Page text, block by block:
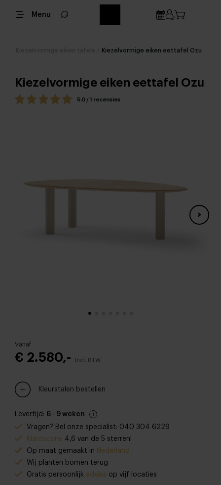
Menu
Kiezelvormige eiken eettafel Ozu
Kiezelvormige eiken eettafel Ozu
5.0 / 1 recensies
Vanaf
€ 2.580,- Incl. BTW
Kleurstalen bestellen
Levertijd: 6 - 9 weken
Vragen? Bel onze specialist: 040 304 6229
Klantscore: 4,6 van de 5 sterren!
Op maat gemaakt in Nederland
Wij planten bomen terug
Gratis persoonlijk advies op vijf locaties